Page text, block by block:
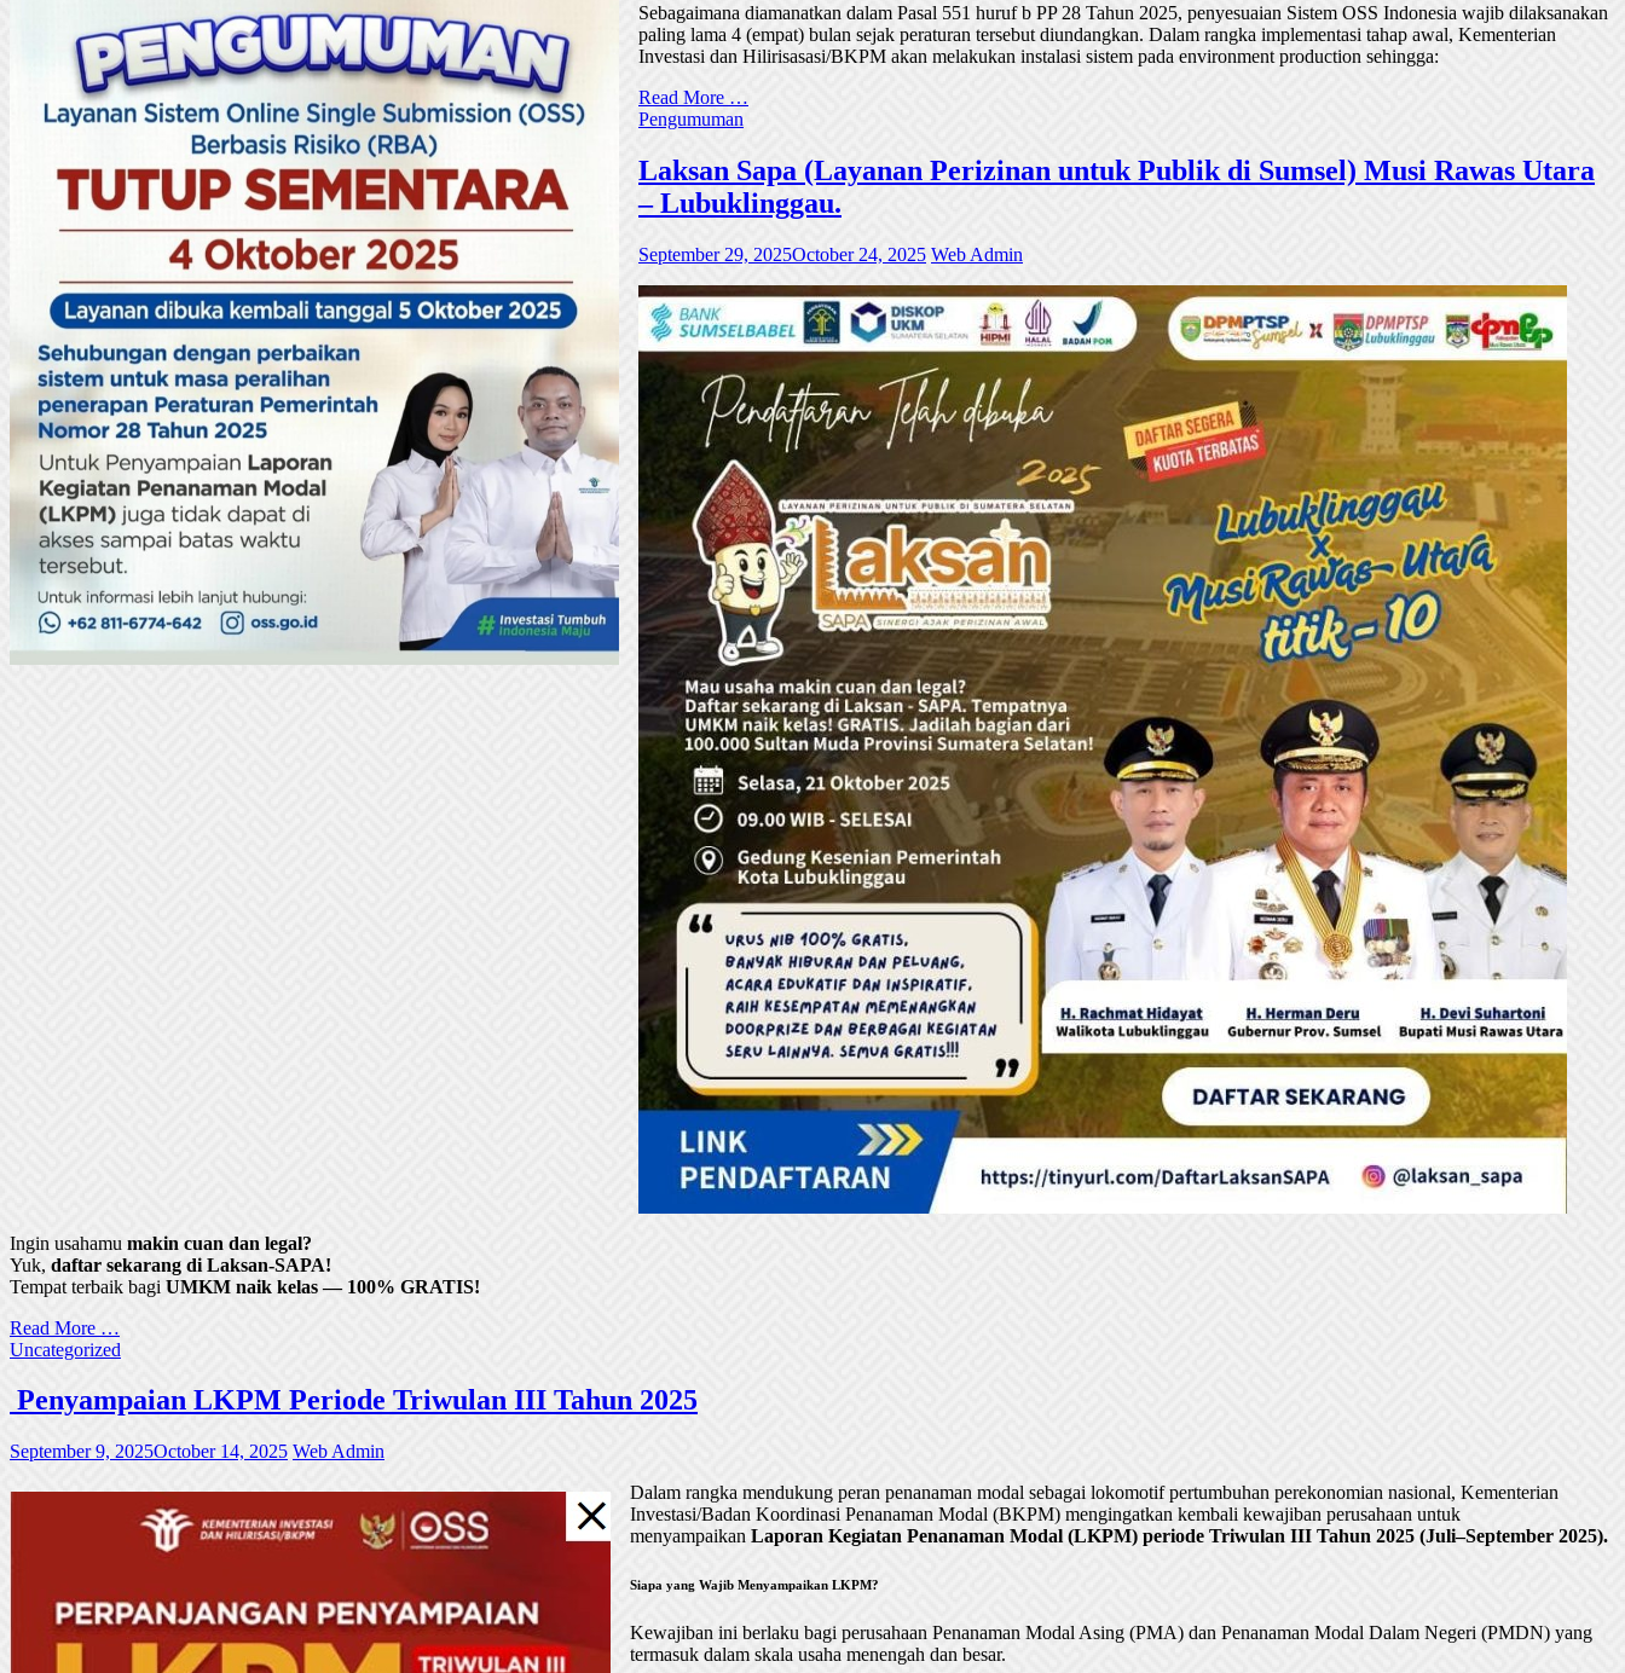
Sebagaimana diamanatkan dalam Pasal 551 huruf b PP 28 Tahun 2025, penyesuaian Sistem OSS Indonesia wajib dilaksanakan
paling lama 4 (empat) bulan sejak peraturan tersebut diundangkan. Dalam rangka implementasi tahap awal, Kementerian
Investasi dan Hilirisasasi/BKPM akan melakukan instalasi sistem pada environment production sehingga:
Read More …
Pengumuman
Laksan Sapa (Layanan Perizinan untuk Publik di Sumsel) Musi Rawas Utara
– Lubuklinggau.
September 29, 2025October 24, 2025 Web Admin
Ingin usahamu makin cuan dan legal?
Yuk, daftar sekarang di Laksan-SAPA!
Tempat terbaik bagi UMKM naik kelas — 100% GRATIS!
Read More …
Uncategorized
Penyampaian LKPM Periode Triwulan III Tahun 2025
September 9, 2025October 14, 2025 Web Admin
Dalam rangka mendukung peran penanaman modal sebagai lokomotif pertumbuhan perekonomian nasional, Kementerian
Investasi/Badan Koordinasi Penanaman Modal (BKPM) mengingatkan kembali kewajiban perusahaan untuk
menyampaikan Laporan Kegiatan Penanaman Modal (LKPM) periode Triwulan III Tahun 2025 (Juli–September 2025).
Siapa yang Wajib Menyampaikan LKPM?
Kewajiban ini berlaku bagi perusahaan Penanaman Modal Asing (PMA) dan Penanaman Modal Dalam Negeri (PMDN) yang
termasuk dalam skala usaha menengah dan besar.